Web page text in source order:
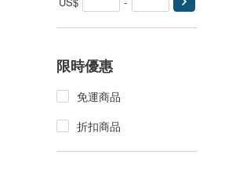
限時優惠
免運商品
折扣商品